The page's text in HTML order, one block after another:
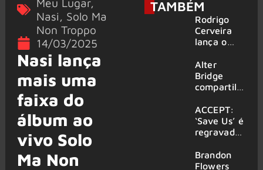
Meu Lugar,
Nasi, Solo Ma
Non Troppo
14/03/2025
Nasi lança
mais uma
faixa do
álbum ao
vivo Solo
Ma Non
TAMBÉM
Rodrigo
Cerveira
lança o
Searcher”
Alter
Bridge
compartilh
vivo de
“Fortress”
gravada
am Ring
2026
ACCEPT:
‘Save Us’ é
regravada
membros
do GHOST
Brandon
Flowers